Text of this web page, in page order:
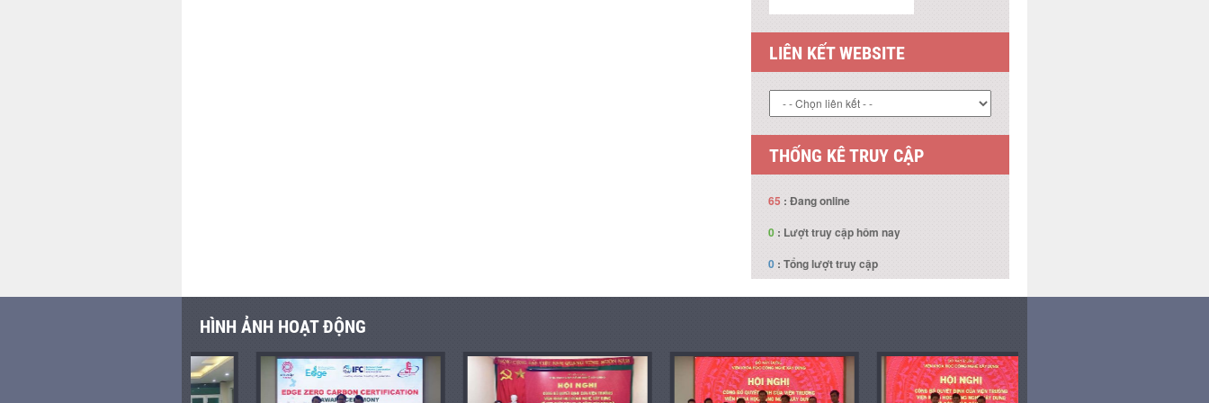
LIÊN KẾT WEBSITE
THỐNG KÊ TRUY CẬP
65 : Đang online
0 : Lượt truy cập hôm nay
0 : Tổng lượt truy cập
HÌNH ẢNH HOẠT ĐỘNG